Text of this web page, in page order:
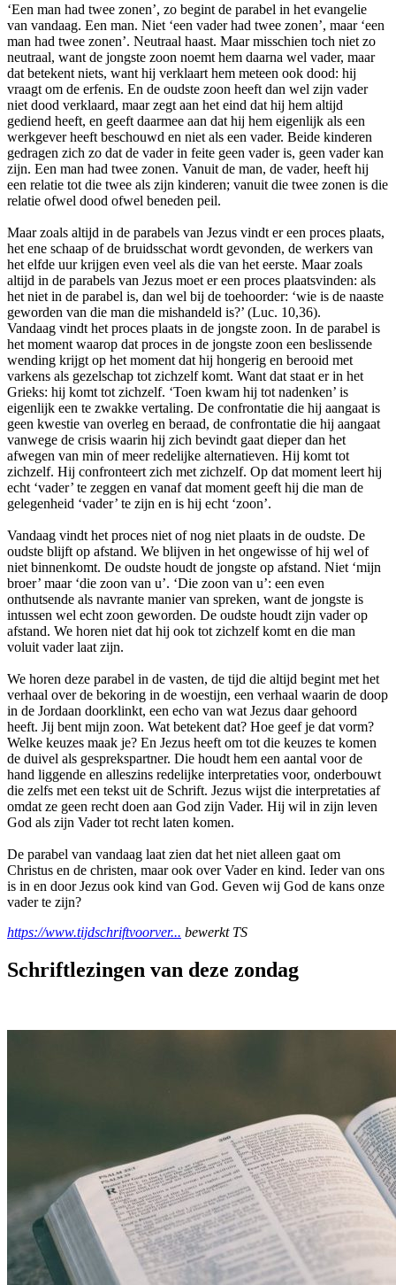
‘Een man had twee zonen’, zo begint de parabel in het evangelie
van vandaag. Een man. Niet ‘een vader had twee zonen’, maar ‘een
man had twee zonen’. Neutraal haast. Maar misschien toch niet zo
neutraal, want de jongste zoon noemt hem daarna wel vader, maar
dat betekent niets, want hij verklaart hem meteen ook dood: hij
vraagt om de erfenis. En de oudste zoon heeft dan wel zijn vader
niet dood verklaard, maar zegt aan het eind dat hij hem altijd
gediend heeft, en geeft daarmee aan dat hij hem eigenlijk als een
werkgever heeft beschouwd en niet als een vader. Beide kinderen
gedragen zich zo dat de vader in feite geen vader is, geen vader kan
zijn. Een man had twee zonen. Vanuit de man, de vader, heeft hij
een relatie tot die twee als zijn kinderen; vanuit die twee zonen is die
relatie ofwel dood ofwel beneden peil.
Maar zoals altijd in de parabels van Jezus vindt er een proces plaats,
het ene schaap of de bruidsschat wordt gevonden, de werkers van
het elfde uur krijgen even veel als die van het eerste. Maar zoals
altijd in de parabels van Jezus moet er een proces plaatsvinden: als
het niet in de parabel is, dan wel bij de toehoorder: ‘wie is de naaste
geworden van die man die mishandeld is?’ (Luc. 10,36).
Vandaag vindt het proces plaats in de jongste zoon. In de parabel is
het moment waarop dat proces in de jongste zoon een beslissende
wending krijgt op het moment dat hij hongerig en berooid met
varkens als gezelschap tot zichzelf komt. Want dat staat er in het
Grieks: hij komt tot zichzelf. ‘Toen kwam hij tot nadenken’ is
eigenlijk een te zwakke vertaling. De confrontatie die hij aangaat is
geen kwestie van overleg en beraad, de confrontatie die hij aangaat
vanwege de crisis waarin hij zich bevindt gaat dieper dan het
afwegen van min of meer redelijke alternatieven. Hij komt tot
zichzelf. Hij confronteert zich met zichzelf. Op dat moment leert hij
echt ‘vader’ te zeggen en vanaf dat moment geeft hij die man de
gelegenheid ‘vader’ te zijn en is hij echt ‘zoon’.
Vandaag vindt het proces niet of nog niet plaats in de oudste. De
oudste blijft op afstand. We blijven in het ongewisse of hij wel of
niet binnenkomt. De oudste houdt de jongste op afstand. Niet ‘mijn
broer’ maar ‘die zoon van u’. ‘Die zoon van u’: een even
onthutsende als navrante manier van spreken, want de jongste is
intussen wel echt zoon geworden. De oudste houdt zijn vader op
afstand. We horen niet dat hij ook tot zichzelf komt en die man
voluit vader laat zijn.
We horen deze parabel in de vasten, de tijd die altijd begint met het
verhaal over de bekoring in de woestijn, een verhaal waarin de doop
in de Jordaan doorklinkt, een echo van wat Jezus daar gehoord
heeft. Jij bent mijn zoon. Wat betekent dat? Hoe geef je dat vorm?
Welke keuzes maak je? En Jezus heeft om tot die keuzes te komen
de duivel als gesprekspartner. Die houdt hem een aantal voor de
hand liggende en alleszins redelijke interpretaties voor, onderbouwt
die zelfs met een tekst uit de Schrift. Jezus wijst die interpretaties af
omdat ze geen recht doen aan God zijn Vader. Hij wil in zijn leven
God als zijn Vader tot recht laten komen.
De parabel van vandaag laat zien dat het niet alleen gaat om
Christus en de christen, maar ook over Vader en kind. Ieder van ons
is in en door Jezus ook kind van God. Geven wij God de kans onze
vader te zijn?
https://www.tijdschriftvoorver... bewerkt TS
Schriftlezingen van deze zondag